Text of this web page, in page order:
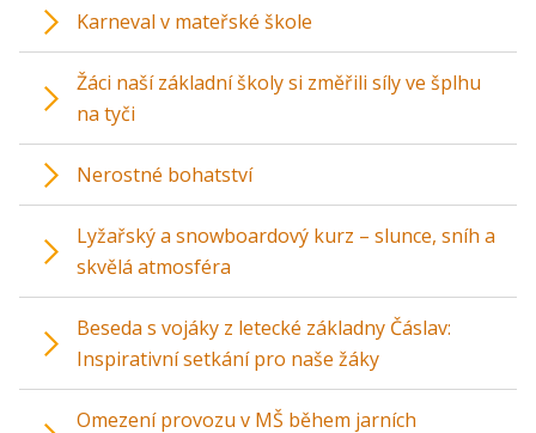
Karneval v mateřské škole
Žáci naší základní školy si změřili síly ve šplhu
na tyči
Nerostné bohatství
Lyžařský a snowboardový kurz – slunce, sníh a
skvělá atmosféra
Beseda s vojáky z letecké základny Čáslav:
Inspirativní setkání pro naše žáky
Omezení provozu v MŠ během jarních